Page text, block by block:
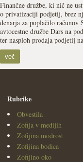
Finančne družbe, ki nič ne
o privatizaciji podjetij, brez
denarja za poplačilo računov
avtocestne družbe Dars na
ter nasploh prodaja podjetij
več
Rubrike
Obvestila
Zofija v medijih
Zofijina modrost
Zofijina bodica
Zofijino oko